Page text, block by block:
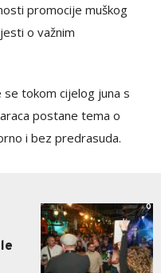
promocije muškog
o važnim
tokom cijelog juna s
postane tema o
i bez predrasuda.
0